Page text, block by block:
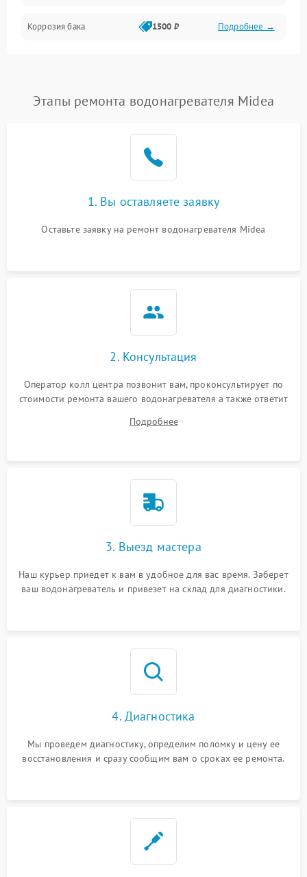
Коррозия бака 1500 ₽ Подробнее →
Этапы ремонта водонагревателя Midea
1. Вы оставляете заявку
Оставьте заявку на ремонт водонагревателя Midea
2. Консультация
Оператор колл центра позвонит вам, проконсультирует по
стоимости ремонта вашего водонагревателя а также ответит
Подробнее
3. Выезд мастера
Наш курьер приедет к вам в удобное для вас время. Заберет
ваш водонагреватель и привезет на склад для диагностики.
4. Диагностика
Мы проведем диагностику, определим поломку и цену ее
восстановления и сразу сообщим вам о сроках ее ремонта.